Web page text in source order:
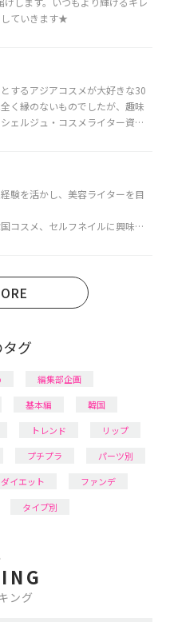
ていきます★
するアジアコスメが大好きな30
く縁のないものでしたが、趣味
ェルジュ・コスメライター資格
メージコンサルティングも行っ
験を活かし、美容ライターを目
コスメ、セルフネイルに興味が
有。
グ
編集部企画
基本編
韓国
トレンド
リップ
プチプラ
パーツ別
ダイエット
ファンデ
タイプ別
ング